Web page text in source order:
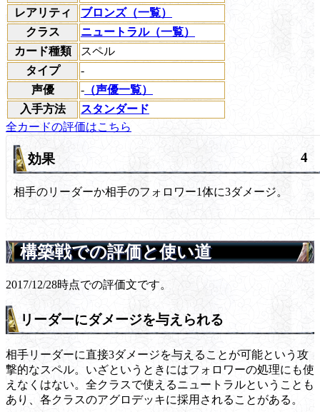
レアリティ
ブロンズ（一覧）
クラス
ニュートラル（一覧）
カード種類
スペル
タイプ
-
声優
- （声優一覧）
入手方法
スタンダード
全カードの評価はこちら
効果 4
相手のリーダーか相手のフォロワー1体に3ダメージ。
構築戦での評価と使い道
2017/12/28時点での評価文です。
リーダーにダメージを与えられる
相手リーダーに直接3ダメージを与えることが可能という攻
撃的なスペル。いざというときにはフォロワーの処理にも使
えなくはない。全クラスで使えるニュートラルということも
あり、各クラスのアグロデッキに採用されることがある。